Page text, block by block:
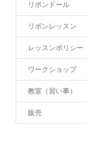
リボンドール
リボンレッスン
レッスンポリシー
ワークショップ
教室（習い事）
販売